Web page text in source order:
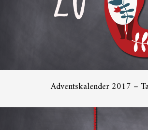
Adventskalender 2017 –